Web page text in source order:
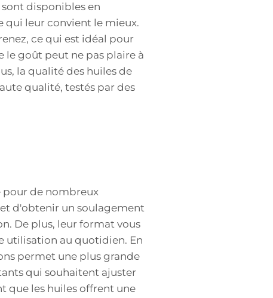
sont disponibles en
qui leur convient le mieux.
ce qui est idéal pour
le goût peut ne pas plaire à
la qualité des huiles de
qualité, testés par des
pour de nombreux
d'obtenir un soulagement
De plus, leur format vous
utilisation au quotidien. En
permet une plus grande
qui souhaitent ajuster
que les huiles offrent une